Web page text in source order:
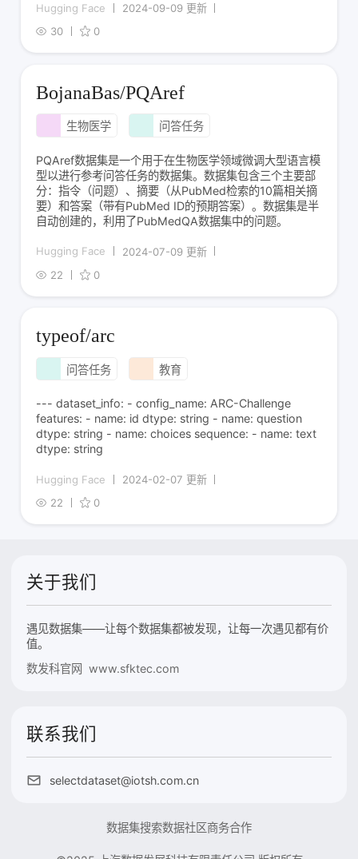
Hugging Face
2024-09-09 更新
30
0
BojanaBas/PQAref
生物医学 问答任务
PQAref数据集是一个用于在生物医学领域微调大型语言模
型以进行参考问答任务的数据集。数据集包含三个主要部
分：指令（问题）、摘要（从PubMed检索的10篇相关摘
要）和答案（带有PubMed ID的预期答案）。数据集是半
自动创建的，利用了PubMedQA数据集中的问题。
Hugging Face
2024-07-09 更新
22
0
typeof/arc
问答任务 教育
--- dataset_info: - config_name: ARC-Challenge
features: - name: id dtype: string - name: question
dtype: string - name: choices sequence: - name: text
dtype: string
Hugging Face
2024-02-07 更新
22
0
关于我们
遇见数据集——让每个数据集都被发现，让每一次遇见都有价
值。
数发科官网 www.sfktec.com
联系我们
selectdataset@iotsh.com.cn
数据集搜索数据社区商务合作